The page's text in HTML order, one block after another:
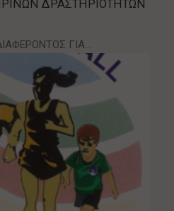
ΔΡΑΣΤΗΡΙΟΤΗΤΩΝ
ΓΙΑ…